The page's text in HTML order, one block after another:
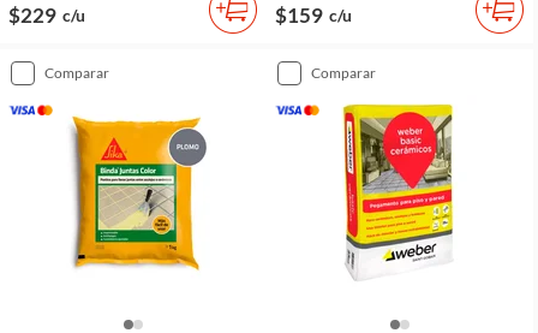
$229 c/u $159 c/u
comparar comparar